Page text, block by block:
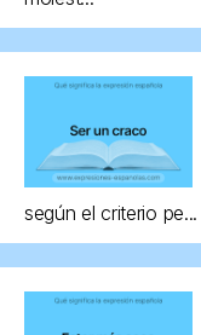
según el criterio pe...